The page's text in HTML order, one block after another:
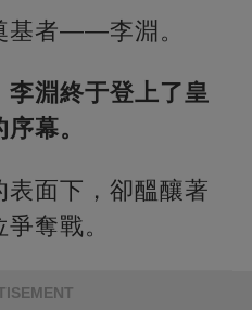
基者——李淵。
淵終于登上了皇
幕。
面下，卻醞釀著
奪戰。